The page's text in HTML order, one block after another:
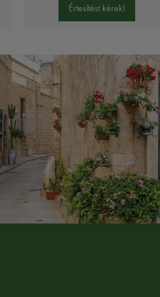
Értesítést kérek!